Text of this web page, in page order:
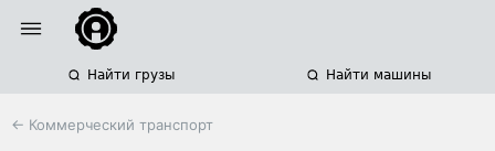
Найти грузы Найти машины
← Коммерческий транспорт